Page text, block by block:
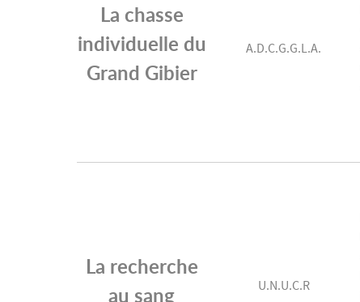
La chasse
individuelle du
Grand Gibier
A.D.C.G.G.L.A.
La recherche
au sang
U.N.U.C.R